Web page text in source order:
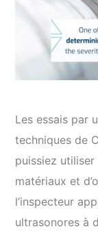
Les essais par
techniques de
puissiez
matériaux et
l’inspecteur
ultrasonores à